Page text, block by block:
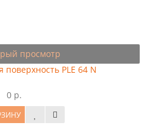
просмотр
поверхность PLE 64 N
0 р.